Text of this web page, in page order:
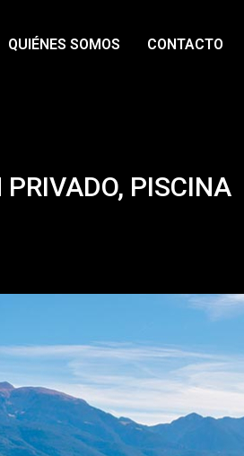
QUIÉNES SOMOS CONTACTO
PISCINA